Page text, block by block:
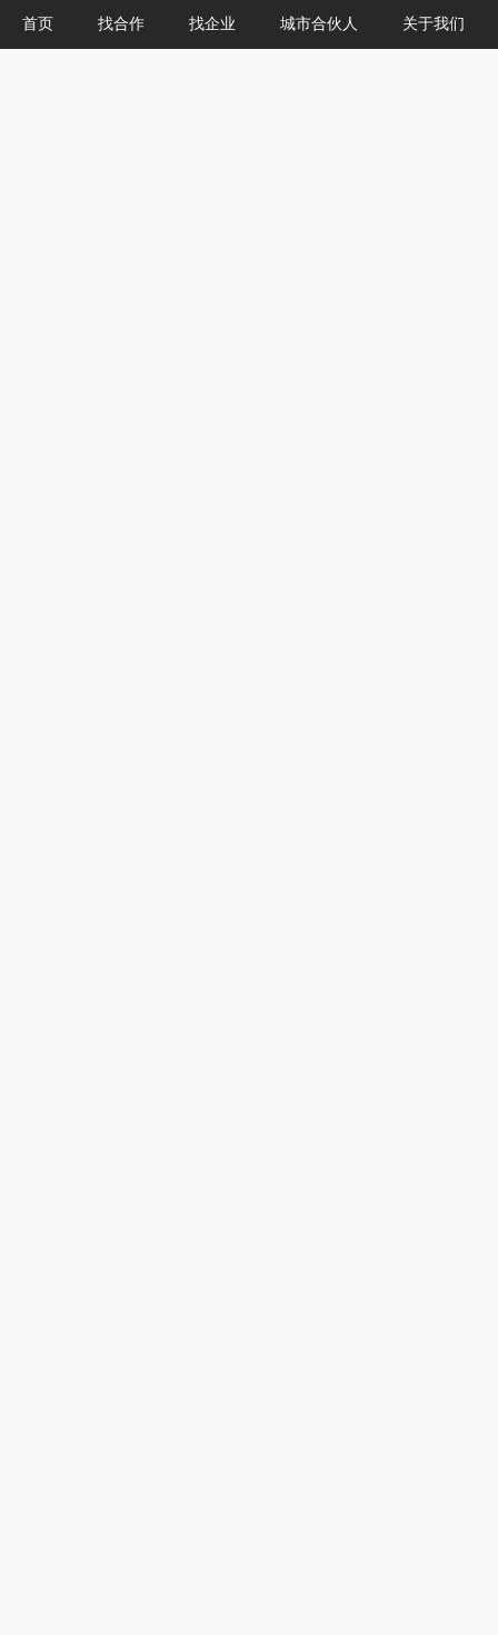
首页 找合作 找企业 城市合伙人 关于我们